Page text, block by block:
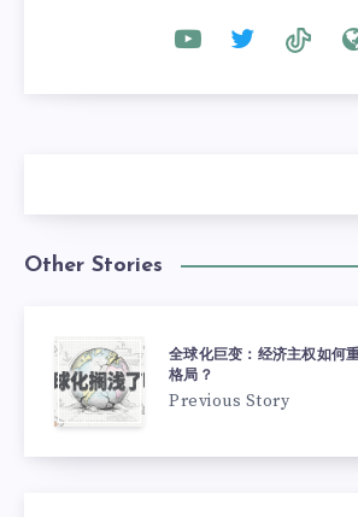
Other Stories
全球化巨变：经济主权如何
格局？
Previous Story